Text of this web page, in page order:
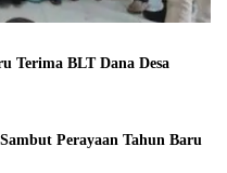
Terima BLT Dana Desa
Perayaan Tahun Baru